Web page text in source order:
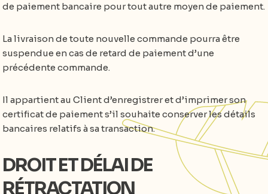
de paiement bancaire pour tout autre moyen de paiement.
La livraison de toute nouvelle commande pourra être
suspendue en cas de retard de paiement d’une
précédente commande.
Il appartient au Client d’enregistrer et d’imprimer son
certificat de paiement s’il souhaite conserver les détails
bancaires relatifs à sa transaction.
DROIT ET DÉLAI DE
RÉTRACTATION